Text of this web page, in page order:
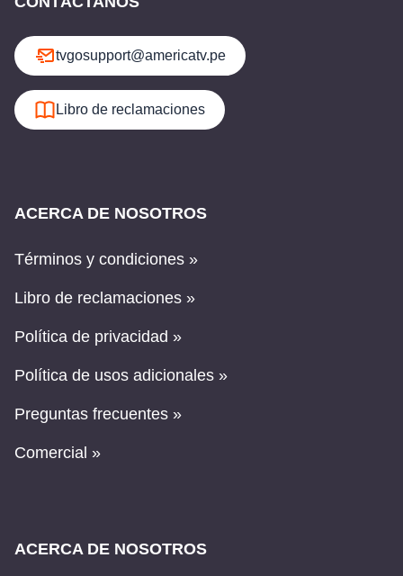
tvgosupport@americatv.pe
Libro de reclamaciones
ACERCA DE NOSOTROS
Términos y condiciones »
Libro de reclamaciones »
Política de privacidad »
Política de usos adicionales »
Preguntas frecuentes »
Comercial »
ACERCA DE NOSOTROS